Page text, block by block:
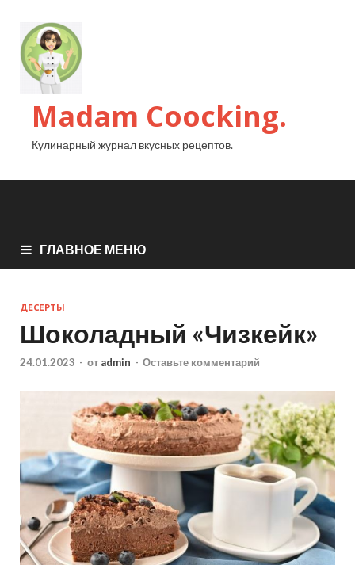
Madam Coocking.
Кулинарный журнал вкусных рецептов.
ГЛАВНОЕ МЕНЮ
ДЕСЕРТЫ
Шоколадный «Чизкейк»
24.01.2023 - от admin - Оставьте комментарий